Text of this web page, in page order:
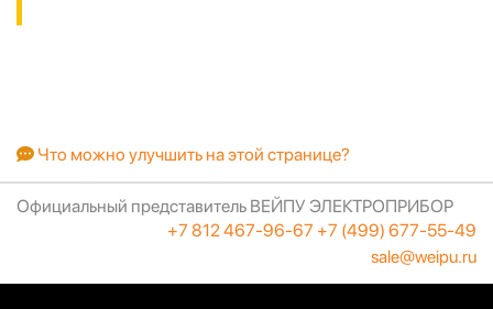
Что можно улучшить на этой странице?
Официальный представитель ВЕЙПУ ЭЛЕКТРОПРИБОР
+7 812 467-96-67 +7 (499) 677-55-49
sale@weipu.ru